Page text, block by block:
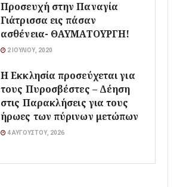
Προσευχή στην Παναγία
Γιάτρισσα εις πάσαν
ασθένεια- ΘΑΥΜΑΤΟΥΡΓΗ!
2 ΙΟΥΛΊΟΥ, 2020
Η Εκκλησία προσεύχεται για
τους Πυροσβέστες – Δέηση
στις Παρακλήσεις για τους
ήρωες των πύρινων μετώπων
4 ΑΥΓΟΎΣΤΟΥ, 2026